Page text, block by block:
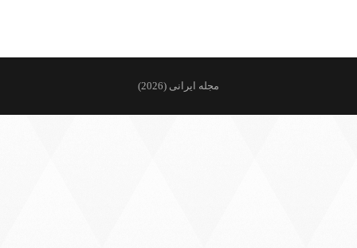
مجله ایرانی (2026)